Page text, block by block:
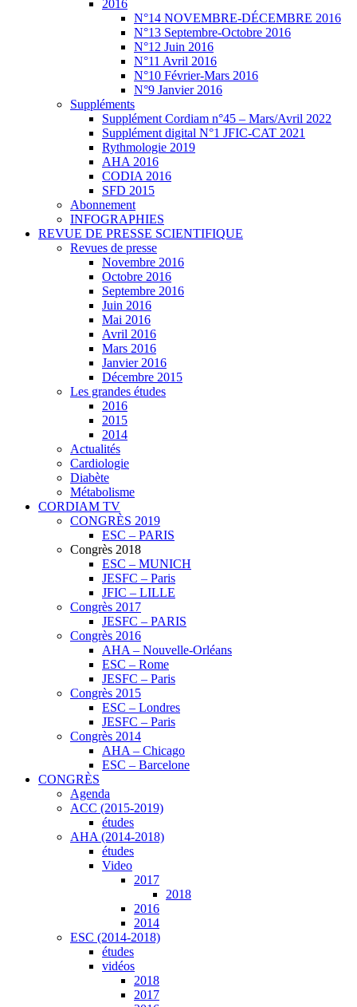
2016
N°14 NOVEMBRE-DÉCEMBRE 2016
N°13 Septembre-Octobre 2016
N°12 Juin 2016
N°11 Avril 2016
N°10 Février-Mars 2016
N°9 Janvier 2016
Suppléments
Supplément Cordiam n°45 – Mars/Avril 2022
Supplément digital N°1 JFIC-CAT 2021
Rythmologie 2019
AHA 2016
CODIA 2016
SFD 2015
Abonnement
INFOGRAPHIES
REVUE DE PRESSE SCIENTIFIQUE
Revues de presse
Novembre 2016
Octobre 2016
Septembre 2016
Juin 2016
Mai 2016
Avril 2016
Mars 2016
Janvier 2016
Décembre 2015
Les grandes études
2016
2015
2014
Actualités
Cardiologie
Diabète
Métabolisme
CORDIAM TV
CONGRÈS 2019
ESC – PARIS
Congrès 2018
ESC – MUNICH
JESFC – Paris
JFIC – LILLE
Congrès 2017
JESFC – PARIS
Congrès 2016
AHA – Nouvelle-Orléans
ESC – Rome
JESFC – Paris
Congrès 2015
ESC – Londres
JESFC – Paris
Congrès 2014
AHA – Chicago
ESC – Barcelone
CONGRÈS
Agenda
ACC (2015-2019)
études
AHA (2014-2018)
études
Video
2017
2018
2016
2014
ESC (2014-2018)
études
vidéos
2018
2017